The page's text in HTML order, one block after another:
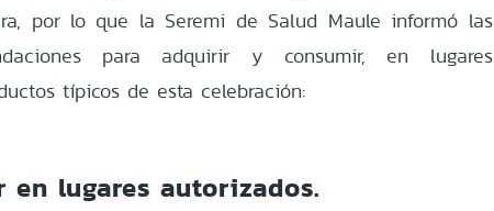
por lo que la Seremi de Salud Maule informó las
para adquirir y consumir, en lugares
típicos de esta celebración:
en lugares autorizados.